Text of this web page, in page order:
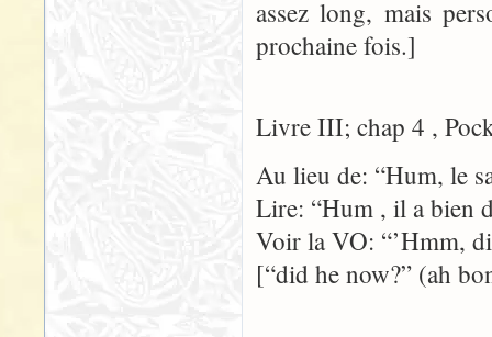
assez long, mais
prochaine fois.]
Livre III; chap 4 ,
Au lieu de: “Hum, le
Lire: “Hum , il a bien
Voir la VO: “’Hmm,
[“did he now?” (ah